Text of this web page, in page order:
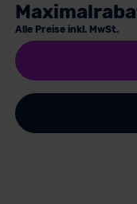
Alle Preise inkl. MwSt.